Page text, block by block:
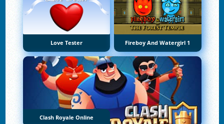
Love Tester Fireboy And Watergirl 1
Clash Royale Online